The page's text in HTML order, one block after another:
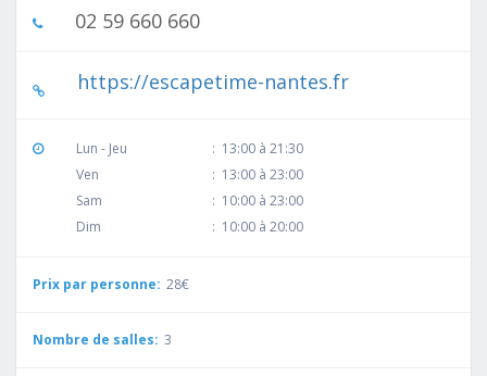
02 59 660 660
https://escapetime-nantes.fr
Lun - Jeu : 13:00 à 21:30
Ven
: 13:00 à 23:00
Sam
: 10:00 à 23:00
Dim
: 10:00 à 20:00
Prix par personne: 28€
Nombre de salles: 3